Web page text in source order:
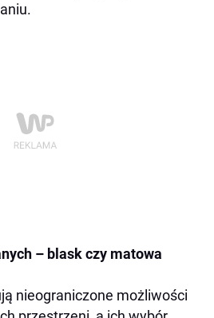
– blask czy matowa
nieograniczone możliwości